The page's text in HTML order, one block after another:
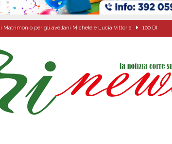
Matrimonio per gli avellani Michele e Lucia Vittoria 100 DI
Vasco: un traguardo speciale circondato dall’affetto della
2026 ALMANACCO
2026 ALMANACCO